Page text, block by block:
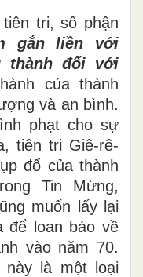
tri, số phận
gắn liền với
thành đối với
của thành
và an bình.
phạt cho sự
tiên tri Giê-rê-
đổ của thành
Tin Mừng,
muốn lấy lại
để loan báo về
vào năm 70.
này là một loại